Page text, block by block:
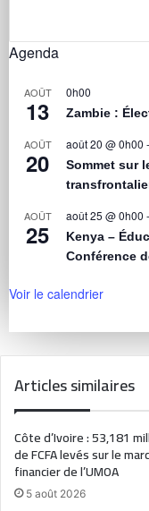
Agenda
AOÛT
13
0h00
Zambie :
AOÛT
20
août 20 @ 0h00 -
Sommet sur
AOÛT
25
août 25 @ 0h00 -
Kenya –
Conférence
Voir le calendrier
Articles similaires
Côte d’Ivoire : 53,181
de FCFA levés sur le
financier de l’UMOA
5 août 2026